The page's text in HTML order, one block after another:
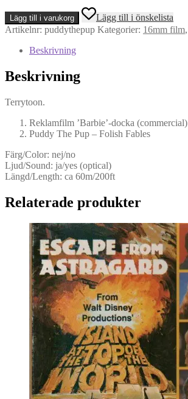
Commercial
+
Puddy
Folish
(16mm,
ljud)
mängd
Lägg till i varukorg
Lägg till i önskelista
Artikelnr: puddythepup Kategorier: 16mm film,
Beskrivning
Beskrivning
Terrytoon.
Reklamfilm ’Barbie’-docka (commercial)
Puddy The Pup – Folish Fables
Färg/Color: nej/no
Ljud/Sound: ja/yes (optical)
Längd/Length: ca 60m/200ft
Relaterade produkter